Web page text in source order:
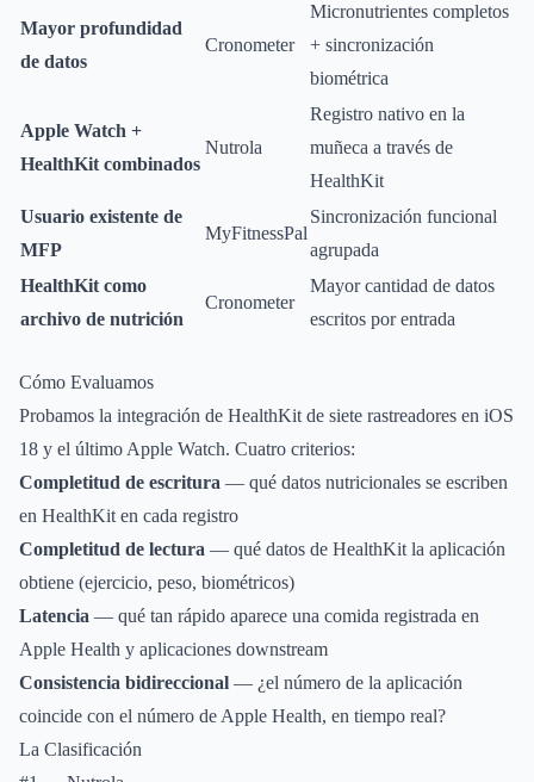
Mayor profundidad
de datos
Cronometer
Micronutrientes completos
+ sincronización
biométrica
Apple Watch +
HealthKit combinados
Nutrola
Registro nativo en la
muñeca a través de
HealthKit
Usuario existente de
MFP
MyFitnessPal
Sincronización funcional
agrupada
HealthKit como
archivo de nutrición
Cronometer
Mayor cantidad de datos
escritos por entrada
Cómo Evaluamos
Probamos la integración de HealthKit de siete rastreadores en iOS
18 y el último Apple Watch. Cuatro criterios:
Completitud de escritura — qué datos nutricionales se escriben
en HealthKit en cada registro
Completitud de lectura — qué datos de HealthKit la aplicación
obtiene (ejercicio, peso, biométricos)
Latencia — qué tan rápido aparece una comida registrada en
Apple Health y aplicaciones downstream
Consistencia bidireccional — ¿el número de la aplicación
coincide con el número de Apple Health, en tiempo real?
La Clasificación